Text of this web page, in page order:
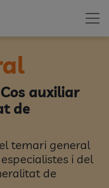
auxiliar
de
temari general
i del
de